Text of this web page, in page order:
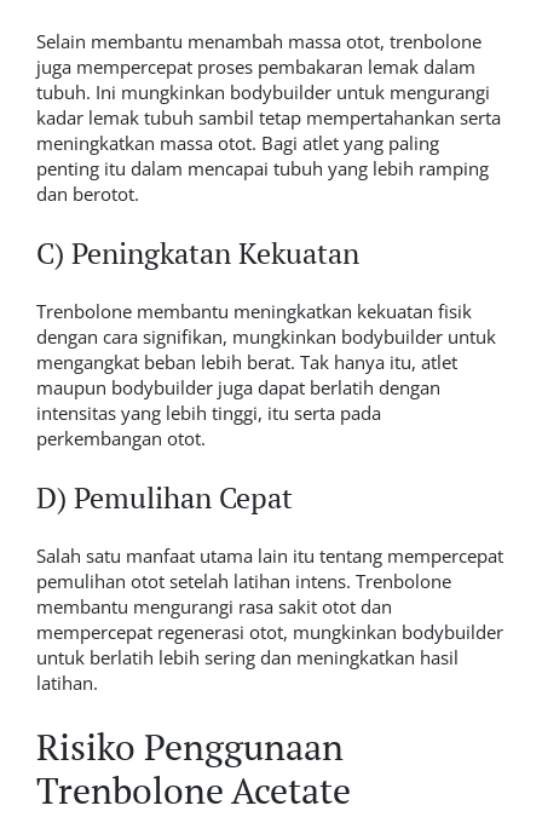
Selain membantu menambah massa otot, trenbolone
juga mempercepat proses pembakaran lemak dalam
tubuh. Ini mungkinkan bodybuilder untuk mengurangi
kadar lemak tubuh sambil tetap mempertahankan serta
meningkatkan massa otot. Bagi atlet yang paling
penting itu dalam mencapai tubuh yang lebih ramping
dan berotot.
C) Peningkatan Kekuatan
Trenbolone membantu meningkatkan kekuatan fisik
dengan cara signifikan, mungkinkan bodybuilder untuk
mengangkat beban lebih berat. Tak hanya itu, atlet
maupun bodybuilder juga dapat berlatih dengan
intensitas yang lebih tinggi, itu serta pada
perkembangan otot.
D) Pemulihan Cepat
Salah satu manfaat utama lain itu tentang mempercepat
pemulihan otot setelah latihan intens. Trenbolone
membantu mengurangi rasa sakit otot dan
mempercepat regenerasi otot, mungkinkan bodybuilder
untuk berlatih lebih sering dan meningkatkan hasil
latihan.
Risiko Penggunaan
Trenbolone Acetate